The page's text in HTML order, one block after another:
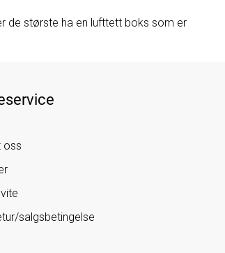
de største ha en lufttett boks som er
oss
salgsbetingelse